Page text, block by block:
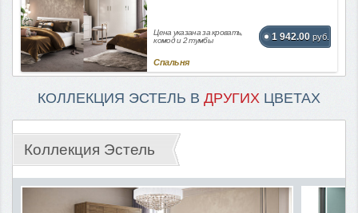
Цена указана за кровать,
комод и 2 тумбы
1 942.00 руб.
Спальня
КОЛЛЕКЦИЯ ЭСТЕЛЬ В ДРУГИХ ЦВЕТАХ
Коллекция Эстель